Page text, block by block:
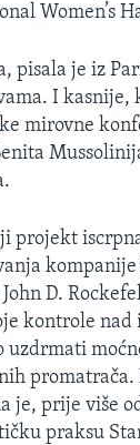
Women’s
pisala je iz
I kasnije,
mirovne
projekt
D.
kontrole
uzdrmati
promatrača.
je, prije više
praksu